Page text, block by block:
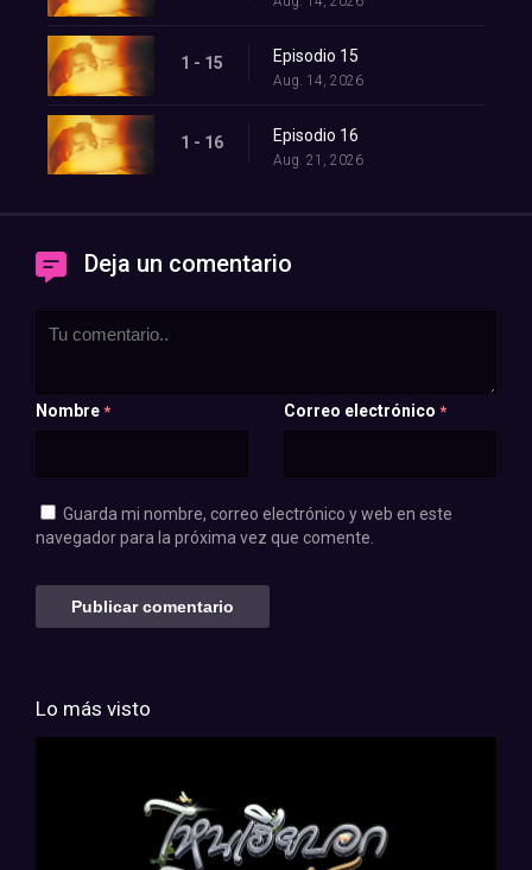
1 - 15 Episodio 15
Aug. 14, 2026
1 - 16 Episodio 16
Aug. 21, 2026
Deja un comentario
Nombre * Correo electrónico *
Guarda mi nombre, correo electrónico y web en este
navegador para la próxima vez que comente.
Lo más visto